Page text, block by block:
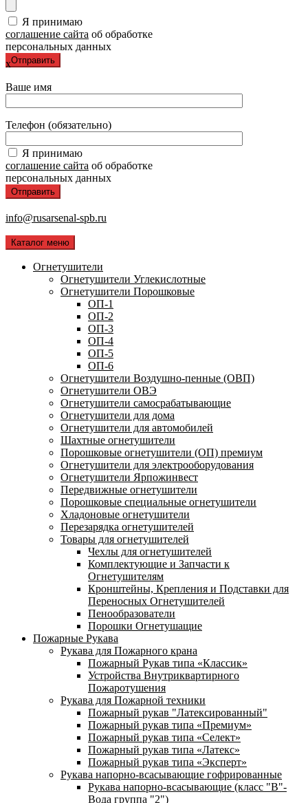
Я принимаю
соглашение сайта об обработке
персональных данных
x
Ваше имя
Телефон (обязательно)
Я принимаю
соглашение сайта об обработке
персональных данных
info@rusarsenal-spb.ru
Каталог меню
Огнетушители
Огнетушители Углекислотные
Огнетушители Порошковые
ОП-1
ОП-2
ОП-3
ОП-4
ОП-5
ОП-6
Огнетушители Воздушно-пенные (ОВП)
Огнетушители ОВЭ
Огнетушители самосрабатывающие
Огнетушители для дома
Огнетушители для автомобилей
Шахтные огнетушители
Порошковые огнетушители (ОП) премиум
Огнетушители для электрооборудования
Огнетушители Ярпожинвест
Передвижные огнетушители
Порошковые специальные огнетушители
Хладоновые огнетушители
Перезарядка огнетушителей
Товары для огнетушителей
Чехлы для огнетушителей
Комплектующие и Запчасти к
Огнетушителям
Кронштейны, Крепления и Подставки для
Переносных Огнетушителей
Пенообразователи
Порошки Огнетушащие
Пожарные Рукава
Рукава для Пожарного крана
Пожарный Рукав типа «Классик»
Устройства Внутриквартирного
Пожаротушения
Рукава для Пожарной техники
Пожарный рукав "Латексированный"
Пожарный рукав типа «Премиум»
Пожарный рукав типа «Селект»
Пожарный рукав типа «Латекс»
Пожарный рукав типа «Эксперт»
Рукава напорно-всасывающие гофрированные
Рукава напорно-всасывающие (класс "В"-
Вода группа "2")